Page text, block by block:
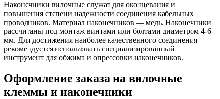
Наконечники вилочные служат для оконцевания и
повышения степени надежности соединения кабельных
проводников. Материал наконечников — медь. Наконечники
рассчитаны под монтаж винтами или болтами диаметром 4-6
мм. Для достижения наиболее качественного соединения
рекомендуется использовать специализированный
инструмент для обжима и опрессовки наконечников.
Оформление заказа на вилочные
клеммы и наконечники